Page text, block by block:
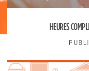
HEURES